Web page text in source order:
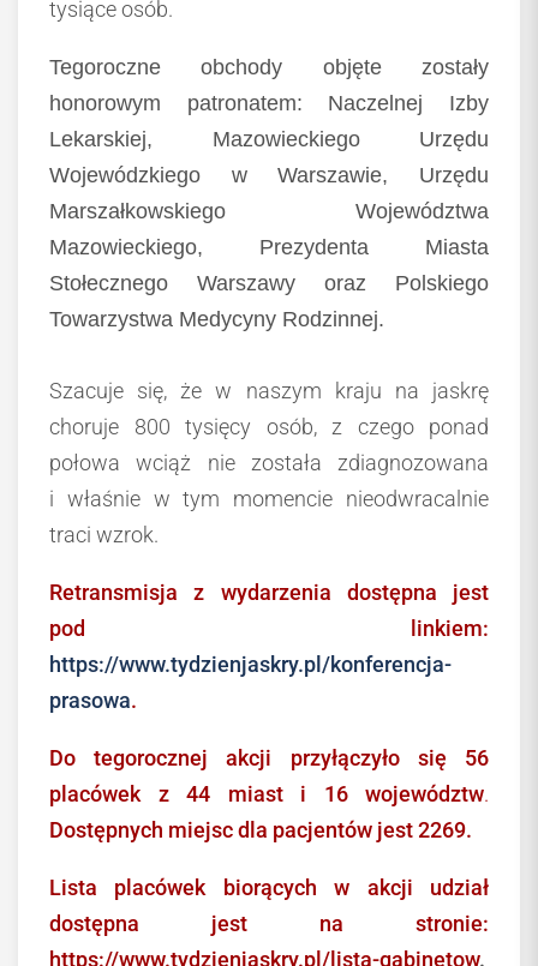
tysiące osób.
Tegoroczne obchody objęte zostały
honorowym patronatem: Naczelnej Izby
Lekarskiej, Mazowieckiego Urzędu
Wojewódzkiego w Warszawie, Urzędu
Marszałkowskiego Województwa
Mazowieckiego, Prezydenta Miasta
Stołecznego Warszawy oraz Polskiego
Towarzystwa Medycyny Rodzinnej.
Szacuje się, że w naszym kraju na jaskrę
choruje 800 tysięcy osób, z czego ponad
połowa wciąż nie została zdiagnozowana
i właśnie w tym momencie nieodwracalnie
traci wzrok.
Retransmisja z wydarzenia dostępna jest
pod linkiem:
https://www.tydzienjaskry.pl/konferencja-
prasowa.
Do tegorocznej akcji przyłączyło się 56
placówek z 44 miast i 16 województw.
Dostępnych miejsc dla pacjentów jest 2269.
Lista placówek biorących w akcji udział
dostępna jest na stronie:
https://www.tydzienjaskry.pl/lista-gabinetow.